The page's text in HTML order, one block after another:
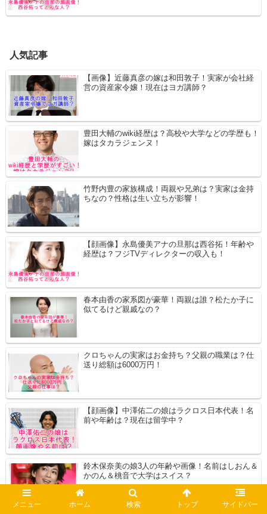
人気記事
【画像】近藤真彦の嫁は和田敦子！実家が会社経
営の資産家令嬢！現在はヨガ講師？
豊田大輔のwiki経歴は？高校や大学などの学歴も！
嫁はタカラジェンヌ！
竹野内豊の家族構成！両親や兄弟は？実家は金持
ちなの？性格は生い立ちが影響！
【顔画像】永島優美アナの旦那は西谷拓！年齢や
経歴は？フジTVディレクターの収入も！
春本由香の家系図が豪華！両親は誰？松たか子に
似てるけど親戚なの？
クロちゃんの実家はお金持ち？父親の職業は？仕
送り総額は6000万円！
【顔画像】中澤佑二の娘はラクロス日本代表！名
前や年齢は？現在は留学中？
鈴木保奈美の娘3人の年齢や画像！名前はしおん＆
かのん＆桃音で大学はスイス？
メニュー ホーム 検索 トップ サイドバー